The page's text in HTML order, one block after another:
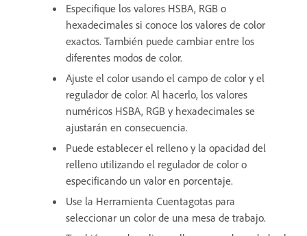
Especifique los valores HSBA, RGB o
hexadecimales si conoce los valores de color
exactos. También puede cambiar entre los
diferentes modos de color.
Ajuste el color usando el campo de color y el
regulador de color. Al hacerlo, los valores
numéricos HSBA, RGB y hexadecimales se
ajustarán en consecuencia.
Puede establecer el relleno y la opacidad del
relleno utilizando el regulador de color o
especificando un valor en porcentaje.
Use la Herramienta Cuentagotas para
seleccionar un color de una mesa de trabajo.